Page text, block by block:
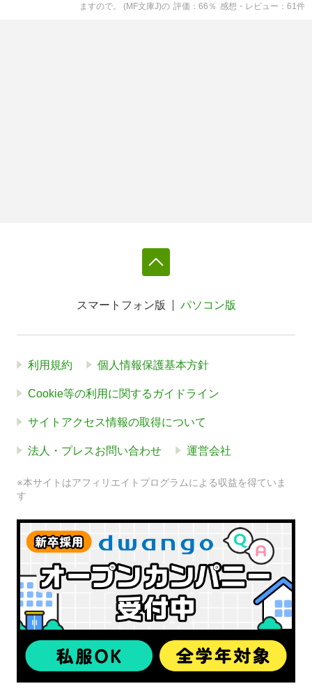
ますので。 (MF文庫J)の 評価 66 ％ 感想・レビュー 61 件
スマートフォン版 パソコン版
利用規約 個人情報保護基本方針
Cookie等の利用に関するガイドライン
サイトアクセス情報の取得について
法人・プレスお問い合わせ 運営会社
※本サイトはアフィリエイトプログラムによる収益を得ていま
す